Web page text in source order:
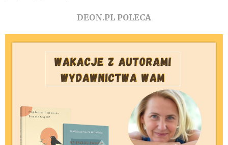
DEON.PL POLECA